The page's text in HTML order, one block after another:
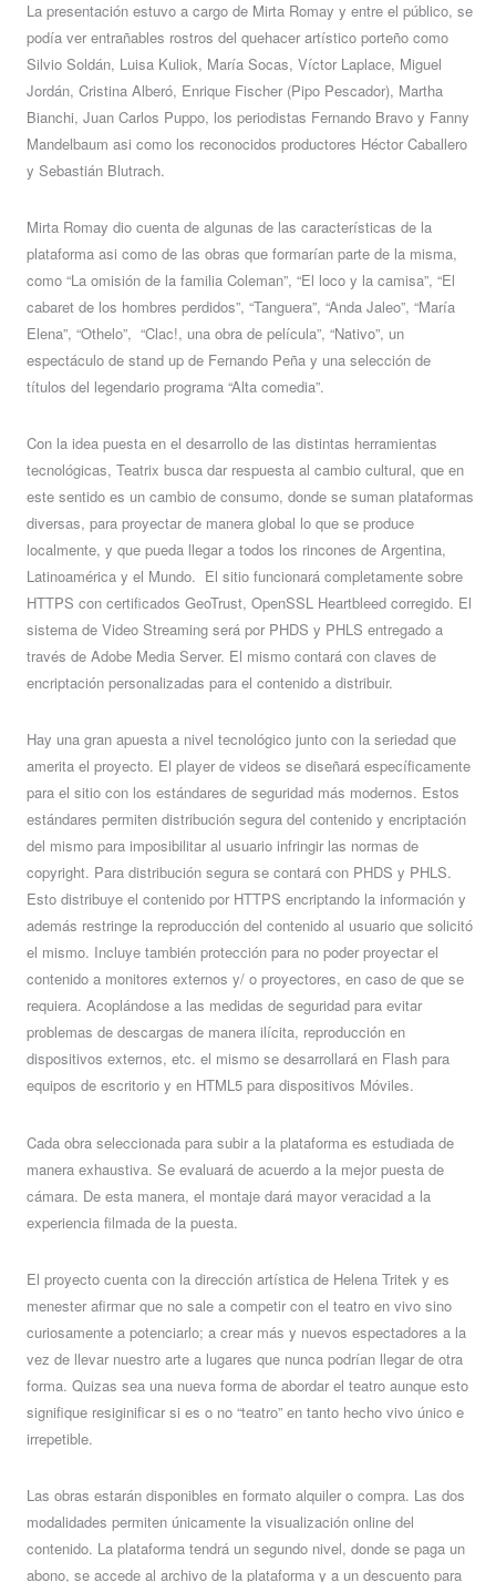
La presentación estuvo a cargo de Mirta Romay y entre el público, se
podía ver entrañables rostros del quehacer artístico porteño como
Silvio Soldán, Luisa Kuliok, María Socas, Víctor Laplace, Miguel
Jordán, Cristina Alberó, Enrique Fischer (Pipo Pescador), Martha
Bianchi, Juan Carlos Puppo, los periodistas Fernando Bravo y Fanny
Mandelbaum asi como los reconocidos productores Héctor Caballero
y Sebastián Blutrach.
Mirta Romay dio cuenta de algunas de las características de la
plataforma asi como de las obras que formarían parte de la misma,
como “La omisión de la familia Coleman”, “El loco y la camisa”, “El
cabaret de los hombres perdidos”, “Tanguera”, “Anda Jaleo”, “María
Elena”, “Othelo”, “Clac!, una obra de película”, “Nativo”, un
espectáculo de stand up de Fernando Peña y una selección de
títulos del legendario programa “Alta comedia”.
Con la idea puesta en el desarrollo de las distintas herramientas
tecnológicas, Teatrix busca dar respuesta al cambio cultural, que en
este sentido es un cambio de consumo, donde se suman plataformas
diversas, para proyectar de manera global lo que se produce
localmente, y que pueda llegar a todos los rincones de Argentina,
Latinoamérica y el Mundo. El sitio funcionará completamente sobre
HTTPS con certificados GeoTrust, OpenSSL Heartbleed corregido. El
sistema de Video Streaming será por PHDS y PHLS entregado a
través de Adobe Media Server. El mismo contará con claves de
encriptación personalizadas para el contenido a distribuir.
Hay una gran apuesta a nivel tecnológico junto con la seriedad que
amerita el proyecto. El player de videos se diseñará específicamente
para el sitio con los estándares de seguridad más modernos. Estos
estándares permiten distribución segura del contenido y encriptación
del mismo para imposibilitar al usuario infringir las normas de
copyright. Para distribución segura se contará con PHDS y PHLS.
Esto distribuye el contenido por HTTPS encriptando la información y
además restringe la reproducción del contenido al usuario que solicitó
el mismo. Incluye también protección para no poder proyectar el
contenido a monitores externos y/ o proyectores, en caso de que se
requiera. Acoplándose a las medidas de seguridad para evitar
problemas de descargas de manera ilícita, reproducción en
dispositivos externos, etc. el mismo se desarrollará en Flash para
equipos de escritorio y en HTML5 para dispositivos Móviles.
Cada obra seleccionada para subir a la plataforma es estudiada de
manera exhaustiva. Se evaluará de acuerdo a la mejor puesta de
cámara. De esta manera, el montaje dará mayor veracidad a la
experiencia filmada de la puesta.
El proyecto cuenta con la dirección artística de Helena Tritek y es
menester afirmar que no sale a competir con el teatro en vivo sino
curiosamente a potenciarlo; a crear más y nuevos espectadores a la
vez de llevar nuestro arte a lugares que nunca podrían llegar de otra
forma. Quizas sea una nueva forma de abordar el teatro aunque esto
signifique resiginificar si es o no “teatro” en tanto hecho vivo único e
irrepetible.
Las obras estarán disponibles en formato alquiler o compra. Las dos
modalidades permiten únicamente la visualización online del
contenido. La plataforma tendrá un segundo nivel, donde se paga un
abono, se accede al archivo de la plataforma y a un descuento para